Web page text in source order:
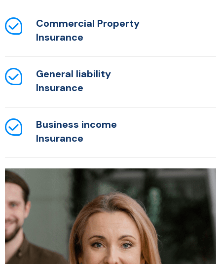
Commercial Property
Insurance
General liability
Insurance
Business income
Insurance